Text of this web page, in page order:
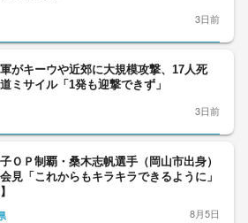
3日前
がキーウや近郊に大規模攻撃、17人死
ミサイル「1発も迎撃できず」
3日前
ＯＰ制覇・桑木志帆選手（岡山市出身）
見「これからもキラキラできるように」
8月5日